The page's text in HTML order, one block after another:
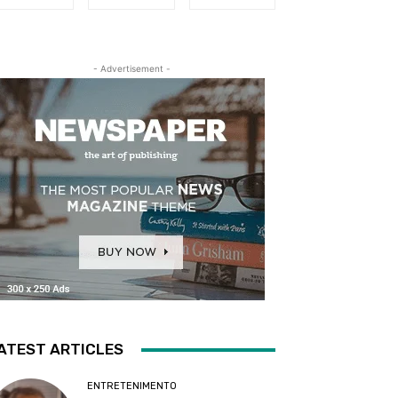
- Advertisement -
ARTICLES
ENTRETENIMENTO